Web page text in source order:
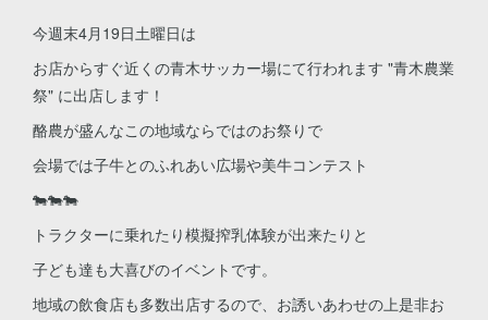
今週末4月19日土曜日は
お店からすぐ近くの青木サッカー場にて行われます "青木農業
祭" に出店します！
酪農が盛んなこの地域ならではのお祭りで
会場では子牛とのふれあい広場や美牛コンテスト
🐄🐄🐄
トラクターに乗れたり模擬搾乳体験が出来たりと
子ども達も大喜びのイベントです。
地域の飲食店も多数出店するので、お誘いあわせの上是非お